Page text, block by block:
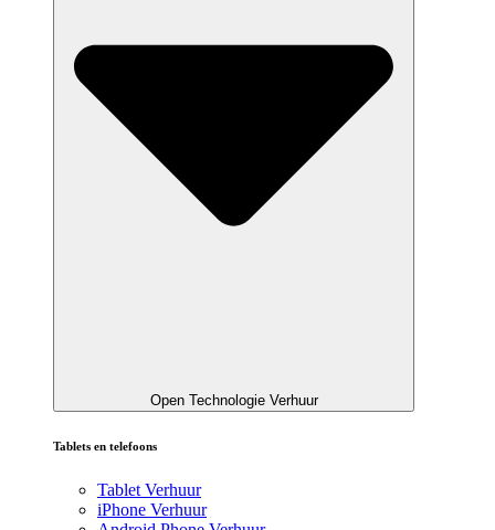
Open Technologie Verhuur
Tablets en telefoons
Tablet Verhuur
iPhone Verhuur